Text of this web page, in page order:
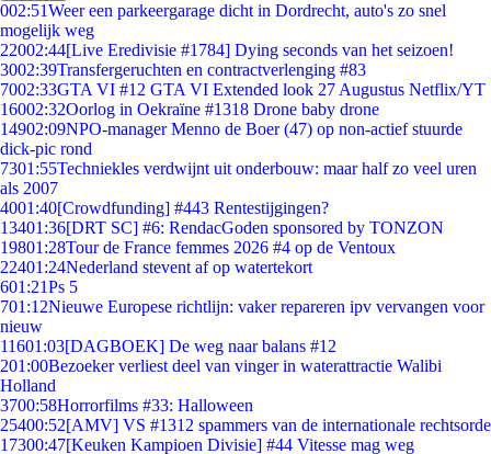
002:51Weer een parkeergarage dicht in Dordrecht, auto's zo snel
mogelijk weg
22002:44[Live Eredivisie #1784] Dying seconds van het seizoen!
3002:39Transfergeruchten en contractverlenging #83
7002:33GTA VI #12 GTA VI Extended look 27 Augustus Netflix/YT
16002:32Oorlog in Oekraïne #1318 Drone baby drone
14902:09NPO-manager Menno de Boer (47) op non-actief stuurde
dick-pic rond
7301:55Techniekles verdwijnt uit onderbouw: maar half zo veel uren
als 2007
4001:40[Crowdfunding] #443 Rentestijgingen?
13401:36[DRT SC] #6: RendacGoden sponsored by TONZON
19801:28Tour de France femmes 2026 #4 op de Ventoux
22401:24Nederland stevent af op watertekort
601:21Ps 5
701:12Nieuwe Europese richtlijn: vaker repareren ipv vervangen voor
nieuw
11601:03[DAGBOEK] De weg naar balans #12
201:00Bezoeker verliest deel van vinger in waterattractie Walibi
Holland
3700:58Horrorfilms #33: Halloween
25400:52[AMV] VS #1312 spammers van de internationale rechtsorde
17300:47[Keuken Kampioen Divisie] #44 Vitesse mag weg